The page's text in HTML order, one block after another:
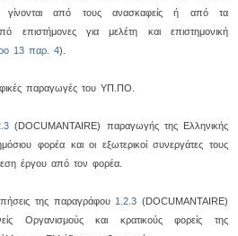
γίνονται από τους ανασκαφείς ή από τα
επιστήμονες για μελέτη και επιστημονική
13 παρ. 4).
παραγωγές του ΥΠ.ΠΟ.
(DOCUMANTAIRE) παραγωγής της Ελληνικής
φορέα και οι εξωτερικοί συνεργάτες τους
έργου από τον φορέα.
της παραγράφου 1.2.3 (DOCUMANTAIRE)
Οργανισμούς και κρατικούς φορείς της